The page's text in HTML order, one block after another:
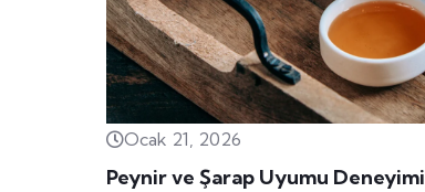
Ocak 21, 2026
Peynir ve Şarap Uyumu Deneyimi